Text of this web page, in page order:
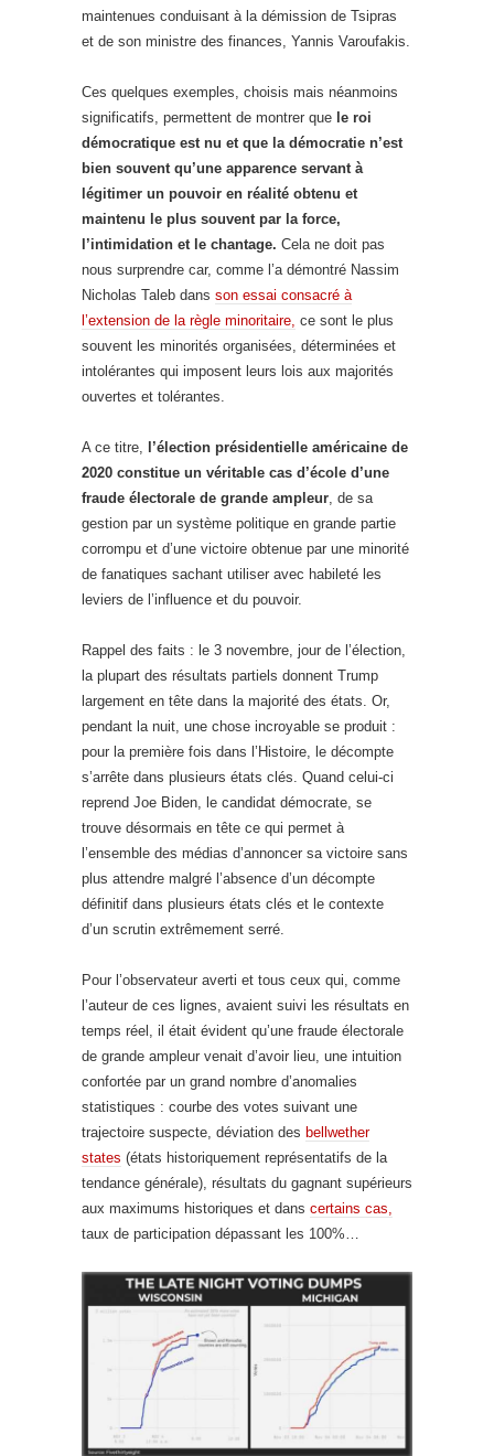
maintenues conduisant à la démission de Tsipras
et de son ministre des finances, Yannis Varoufakis.
Ces quelques exemples, choisis mais néanmoins
significatifs, permettent de montrer que le roi
démocratique est nu et que la démocratie n’est
bien souvent qu’une apparence servant à
légitimer un pouvoir en réalité obtenu et
maintenu le plus souvent par la force,
l’intimidation et le chantage. Cela ne doit pas
nous surprendre car, comme l’a démontré Nassim
Nicholas Taleb dans son essai consacré à
l’extension de la règle minoritaire, ce sont le plus
souvent les minorités organisées, déterminées et
intolérantes qui imposent leurs lois aux majorités
ouvertes et tolérantes.
A ce titre,
l’élection présidentielle américaine de
2020 constitue un véritable cas d’école d’une
fraude électorale de grande ampleur , de sa
gestion par un système politique en grande partie
corrompu et d’une victoire obtenue par une minorité
de fanatiques sachant utiliser avec habileté les
leviers de l’influence et du pouvoir.
Rappel des faits : le 3 novembre, jour de l’élection,
la plupart des résultats partiels donnent Trump
largement en tête dans la majorité des états. Or,
pendant la nuit, une chose incroyable se produit :
pour la première fois dans l’Histoire, le décompte
s’arrête dans plusieurs états clés. Quand celui-ci
reprend Joe Biden, le candidat démocrate, se
trouve désormais en tête ce qui permet à
l’ensemble des médias d’annoncer sa victoire sans
plus attendre malgré l’absence d’un décompte
définitif dans plusieurs états clés et le contexte
d’un scrutin extrêmement serré.
Pour l’observateur averti et tous ceux qui, comme
l’auteur de ces lignes, avaient suivi les résultats en
temps réel, il était évident qu’une fraude électorale
de grande ampleur venait d’avoir lieu, une intuition
confortée par un grand nombre d’anomalies
statistiques : courbe des votes suivant une
trajectoire suspecte, déviation des bellwether
states (états historiquement représentatifs de la
tendance générale), résultats du gagnant supérieurs
aux maximums historiques et dans certains cas,
taux de participation dépassant les 100%…